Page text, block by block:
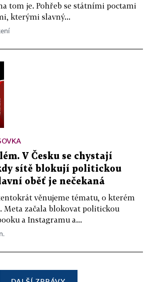
tom je. Pohřeb se státními poctami
kterými slavný...
V Česku se chystají
sítě blokují politickou
oběť je nečekaná
věnujeme tématu, o kterém
Meta začala blokovat politickou
a Instagramu a...